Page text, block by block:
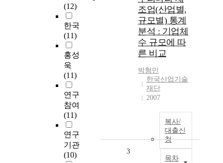
(12)
한국
(11)
홍성
욱
(11)
연구
참여
(11)
연구
기관
(10)
조업(산업별,
규모별) 통계
분석 : 기업체
수 규모에 따
른 비교
박형민
한국산업기술
재단
2007
복사/
대출신
청
목차
3